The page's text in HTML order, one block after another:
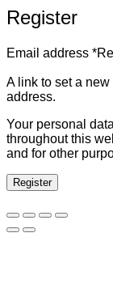
Register
Email address *
A link to set a
address.
Your personal
throughout this
and for other
Register